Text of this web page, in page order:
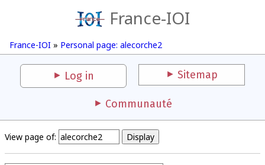
France-IOI
France-IOI » Personal page: alecorche2
Log in Sitemap
Communauté
View page of: